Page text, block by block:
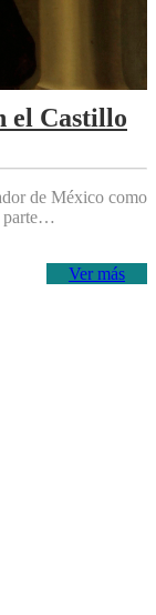
el Castillo
de México como
parte…
Ver más